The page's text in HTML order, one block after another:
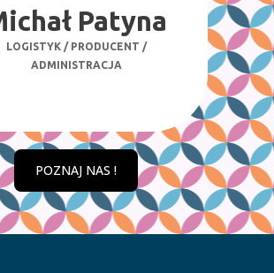
Wiktoria
Konwent
POZNAJ NAS !